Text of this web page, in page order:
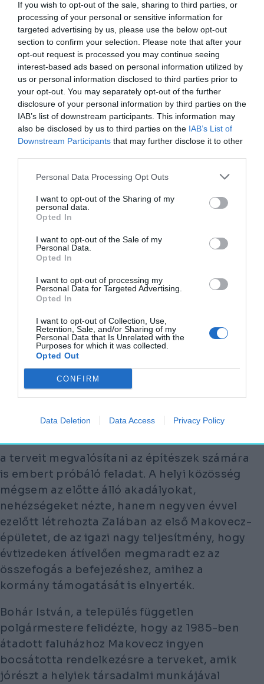
If you wish to opt-out of the sale, sharing to third parties, or
processing of your personal or sensitive information for
targeted advertising by us, please use the below opt-out
section to confirm your selection. Please note that after your
opt-out request is processed you may continue seeing
interest-based ads based on personal information utilized by
us or personal information disclosed to third parties prior to
your opt-out. You may separately opt-out of the further
disclosure of your personal information by third parties on the
IAB’s list of downstream participants. This information may
also be disclosed by us to third parties on the IAB’s List of
Downstream Participants that may further disclose it to other
Personal Data Processing Opt Outs
I want to opt-out of the Sharing of my
personal data.
Opted In
I want to opt-out of the Sale of my
Personal Data.
Opted In
I want to opt-out of processing my
Personal Data for Targeted Advertising.
Opted In
I want to opt-out of Collection, Use,
Retention, Sale, and/or Sharing of my
Personal Data that Is Unrelated with the
Purposes for which it was collected.
Opted Out
CONFIRM
Data Deletion Data Access Privacy Policy
Minisztérium közlekedésért felelős
államtitkára a térség fideszes országgyűlési
képviselőjeként úgy fogalmazott: a vármegye
és a választókerület szempontjából is
példaértékű munka, ami negyven évnyi
összefogással megvalósult Zalaszentlászlón.
MAKOVECZ IMRE APAI ÁGON
NAGYKAPORNAKI KÖTŐDÉSŰ VOLT,
EZÉRT IS VAN SZÁMOS ÁLTALA
TERVEZETT ÉPÜLET ZALÁBAN,
a zalaszentlászlói épületkomplexum pedig
valódi közösségi tér, aminek nagy
szempontjából is.
Az átadó ünnepség az épületben (fotó: MTI/Katona
Katona Tibor
Vincze Máté, a Kulturális és Innovációs
Minisztérium közgyűjteményekért és
kulturális fejlesztésekért felelős helyettes
államtitkára azt mondta:
„MAKOVECZ GAUDÍHOZ MÉRHETŐ
a terveit megvalósítani az építészek számára
is embert próbáló feladat. A helyi közösség
mégsem az előtte álló akadályokat,
nehézségeket nézte, hanem negyven évvel
ezelőtt létrehozta Zalában az első Makovecz-
épületet, de az igazi nagy teljesítmény, hogy
évtizedeken átívelően megmaradt ez az
összefogás a befejezéshez, amihez a
kormány támogatását is elnyerték.
Bohár István, a település független
polgármestere felidézte, hogy az 1985-ben
átadott faluházhoz Makovecz ingyen
bocsátotta rendelkezésre a terveket, amik
jórészt a helyiek társadalmi munkájával